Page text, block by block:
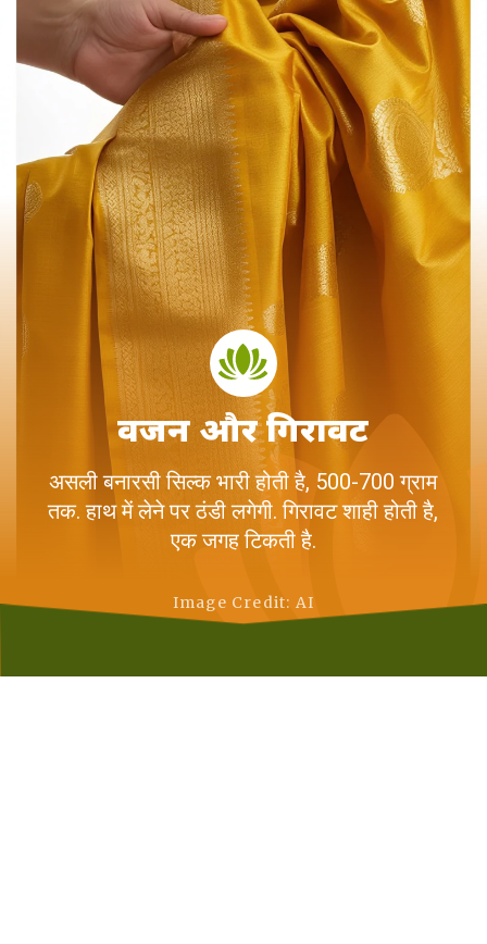
वजन और गिरावट
असली बनारसी सिल्क भारी होती है, 500-700 ग्राम
तक. हाथ में लेने पर ठंडी लगेगी. गिरावट शाही होती है,
एक जगह टिकती है.
Image Credit: AI